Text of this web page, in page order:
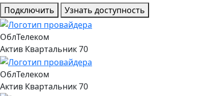
Подключить Узнать доступность
ОблТелеком
Актив Квартальник 70
ОблТелеком
Актив Квартальник 70